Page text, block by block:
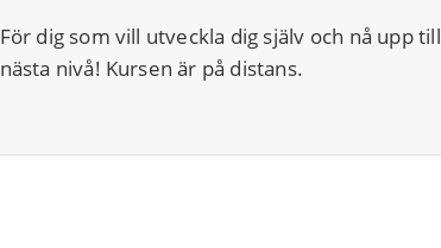
För dig som vill utveckla dig själv och nå upp till
nästa nivå! Kursen är på distans.